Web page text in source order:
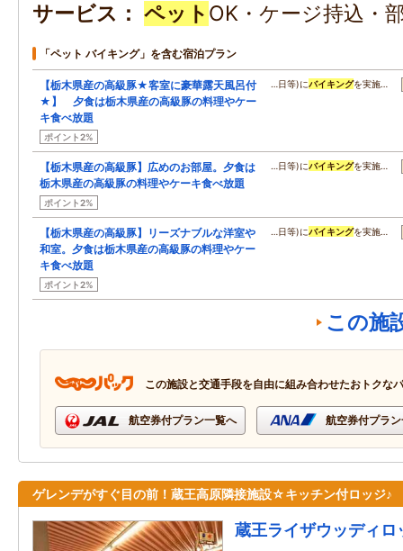
サービス ペット OK・ケージ持込・
「ペット バイキング」を含む宿泊プラン
【栃木県産の高級豚★客室に豪華露天風呂付
★】 夕食は栃木県産の高級豚の料理やケー
キ食べ放題
ポイント2%
…日等)にバイキングを実施…
【栃木県産の高級豚】広めのお部屋。夕食は
栃木県産の高級豚の料理やケーキ食べ放題
ポイント2%
…日等)にバイキングを実施…
【栃木県産の高級豚】リーズナブルな洋室や
和室。夕食は栃木県産の高級豚の料理やケー
キ食べ放題
ポイント2%
…日等)にバイキングを実施…
この施
この施設と交通手段を自由に組み合わせたおトクな
航空券付プラン一覧へ 航空券付プラ
ゲレンデがすぐ目の前！蔵王高原隣接施設☆キッチン付ロッジ♪
蔵王ライザウッディロ